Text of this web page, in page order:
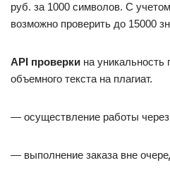
руб. за 1000 символов. С
возможно проверить до 15000
API проверки на уникальность
объемного текста на плагиат.
— осуществление работы
— выполнение заказа вне